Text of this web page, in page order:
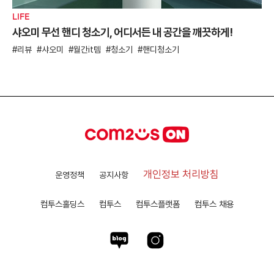
LIFE
샤오미 무선 핸디 청소기, 어디서든 내 공간을 깨끗하게!
리뷰 샤오미 월간it템 청소기 핸디청소기
운영정책 공지사항 개인정보 처리방침
컴투스홀딩스 컴투스 컴투스플랫폼 컴투스 채용